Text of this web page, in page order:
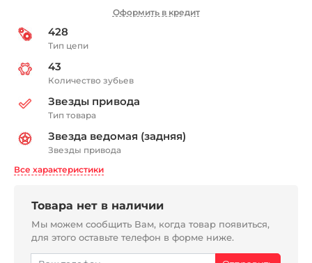
Оформить в кредит
428
Тип цепи
43
Количество зубьев
Звезды привода
Тип товара
Звезда ведомая (задняя)
Звезды привода
Все характеристики
Товара нет в наличии
Мы можем сообщить Вам, когда товар появиться,
для этого оставьте телефон в форме ниже.